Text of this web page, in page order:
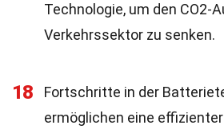
Technologie, um den CO2-
Verkehrssektor zu senken.
18
Fortschritte in der
ermöglichen eine